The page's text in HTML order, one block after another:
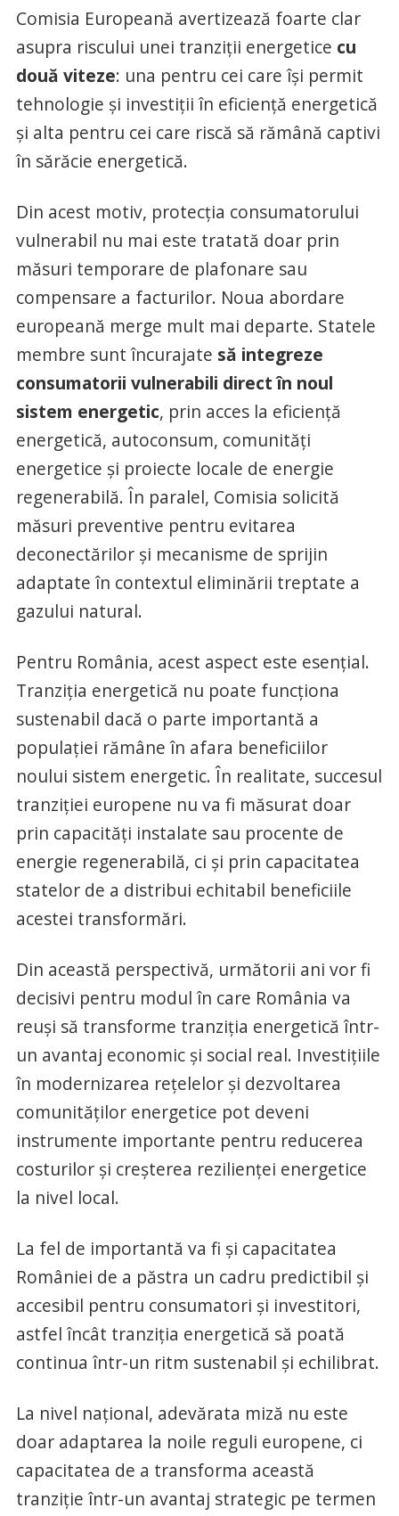
Comisia Europeană avertizează foarte clar
asupra riscului unei tranziții energetice cu
două viteze: una pentru cei care își permit
tehnologie și investiții în eficiență energetică
și alta pentru cei care riscă să rămână captivi
în sărăcie energetică.
Din acest motiv, protecția consumatorului
vulnerabil nu mai este tratată doar prin
măsuri temporare de plafonare sau
compensare a facturilor. Noua abordare
europeană merge mult mai departe. Statele
membre sunt încurajate să integreze
consumatorii vulnerabili direct în noul
sistem energetic, prin acces la eficiență
energetică, autoconsum, comunități
energetice și proiecte locale de energie
regenerabilă. În paralel, Comisia solicită
măsuri preventive pentru evitarea
deconectărilor și mecanisme de sprijin
adaptate în contextul eliminării treptate a
gazului natural.
Pentru România, acest aspect este esențial.
Tranziția energetică nu poate funcționa
sustenabil dacă o parte importantă a
populației rămâne în afara beneficiilor
noului sistem energetic. În realitate, succesul
tranziției europene nu va fi măsurat doar
prin capacități instalate sau procente de
energie regenerabilă, ci și prin capacitatea
statelor de a distribui echitabil beneficiile
acestei transformări.
Din această perspectivă, următorii ani vor fi
decisivi pentru modul în care România va
reuși să transforme tranziția energetică într-
un avantaj economic și social real. Investițiile
în modernizarea rețelelor și dezvoltarea
comunităților energetice pot deveni
instrumente importante pentru reducerea
costurilor și creșterea rezilienței energetice
la nivel local.
La fel de importantă va fi și capacitatea
României de a păstra un cadru predictibil și
accesibil pentru consumatori și investitori,
astfel încât tranziția energetică să poată
continua într-un ritm sustenabil și echilibrat.
La nivel național, adevărata miză nu este
doar adaptarea la noile reguli europene, ci
capacitatea de a transforma această
tranziție într-un avantaj strategic pe termen